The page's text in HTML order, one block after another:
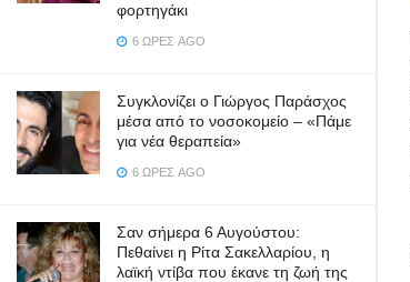
φορτηγάκι
6 ΏΡΕΣ AGO
Συγκλονίζει ο Γιώργος Παράσχος
μέσα από το νοσοκομείο – «Πάμε
για νέα θεραπεία»
6 ΏΡΕΣ AGO
Σαν σήμερα 6 Αυγούστου:
Πεθαίνει η Ρίτα Σακελλαρίου, η
λαϊκή ντίβα που έκανε τη ζωή της